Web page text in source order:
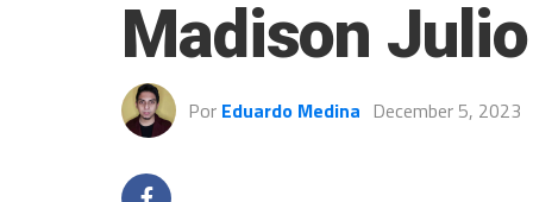
Madison
Por Eduardo Medina December 5, 2023